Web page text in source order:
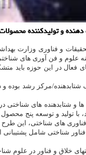
ماه مهلت دارند تقاضای خویش را برای حمایت به ستاد
و فناوری وزارت
علوم و فن آوری های
فعال در این حوزه
با تولید و توسعه پنج
های شناختی، این طرح
فناور شناختی شامل
خلاق و فناور در علوم